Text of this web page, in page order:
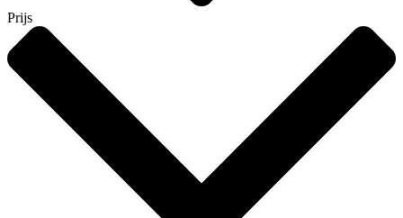
Prijs